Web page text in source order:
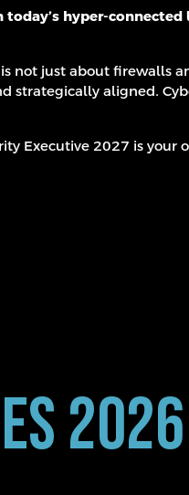
today’s hyper-
not just about firewalls
strategically aligned.
Executive 2027 is
2026